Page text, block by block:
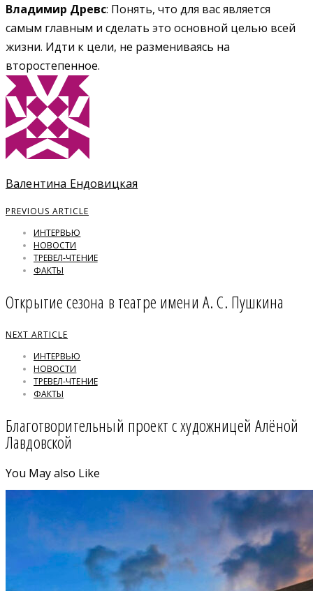
Владимир Древс: Понять, что для вас является
самым главным и сделать это основной целью всей
жизни. Идти к цели, не размениваясь на
второстепенное.
Валентина Ендовицкая
PREVIOUS ARTICLE
ИНТЕРВЬЮ
НОВОСТИ
ТРЕВЕЛ-ЧТЕНИЕ
ФАКТЫ
Открытие сезона в театре имени А. С. Пушкина
NEXT ARTICLE
ИНТЕРВЬЮ
НОВОСТИ
ТРЕВЕЛ-ЧТЕНИЕ
ФАКТЫ
Благотворительный проект с художницей Алёной
Лавдовской
You May also Like